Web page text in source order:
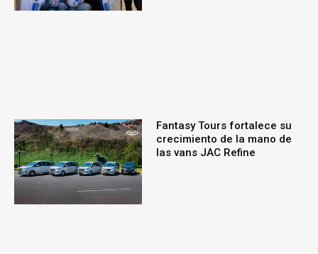
Fantasy Tours fortalece su
crecimiento de la mano de
las vans JAC Refine